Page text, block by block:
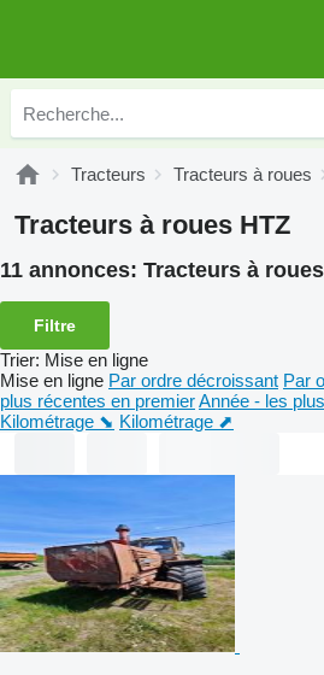
Tracteurs Tracteurs à roues
Tracteurs à roues HTZ
11 annonces: Tracteurs à
Filtre
Trier: Mise en ligne
Mise en ligne Par ordre décroissant Par
plus récentes en premierAnnée - les
Kilométrage ⬊ Kilométrage ⬈